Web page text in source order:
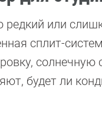
или
сплит-
солнечную
будет ли